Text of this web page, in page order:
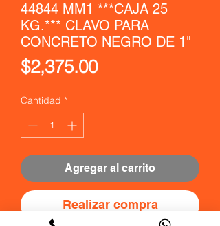
44844 MM1 ***CAJA 25
KG.*** CLAVO PARA
CONCRETO NEGRO DE 1"
$2,375.00Precio
Cantidad *
Agregar al carrito
Realizar compra